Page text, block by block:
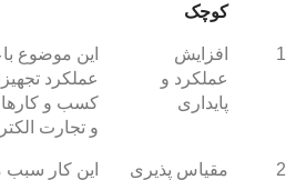
کوچک
1
افزایش
عملکرد و
پایداری
این موضوع
عملکرد
کسب و
و تجارت
2
مقیاس پذیری
این کار